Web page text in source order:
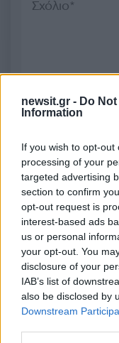
newsit.gr - Do
Information
If you wish to opt-
processing of your
targeted advertising
section to confirm
opt-out request is
interest-based ads
us or personal
your opt-out. You
disclosure of your
IAB’s list of
also be disclosed by
Downstream
Ακολουθήστε το
ενημερωθείτε
τελευταία νέατης